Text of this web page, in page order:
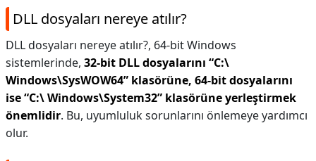
DLL dosyaları nereye atılır?
DLL dosyaları nereye atılır?, 64-bit Windows
sistemlerinde, 32-bit DLL dosyalarını “C:\
Windows\SysWOW64” klasörüne, 64-bit dosyalarını
ise “C:\Windows\System32” klasörüne yerleştirmek
önemlidir. Bu, uyumluluk sorunlarını önlemeye yardımcı
olur.